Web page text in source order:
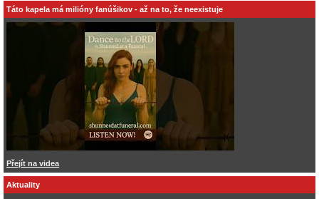
Táto kapela má milióny fanúšikov - až na to, že neexistuje
Přejít na videa
Aktuality